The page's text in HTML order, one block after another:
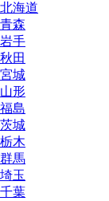
北海道
青森
岩手
秋田
宮城
山形
福島
茨城
栃木
群馬
埼玉
千葉